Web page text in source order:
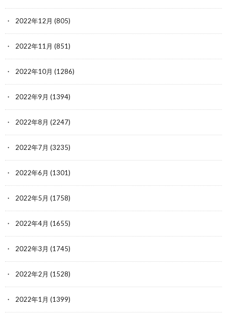
2022年12月 (805)
2022年11月 (851)
2022年10月 (1286)
2022年9月 (1394)
2022年8月 (2247)
2022年7月 (3235)
2022年6月 (1301)
2022年5月 (1758)
2022年4月 (1655)
2022年3月 (1745)
2022年2月 (1528)
2022年1月 (1399)